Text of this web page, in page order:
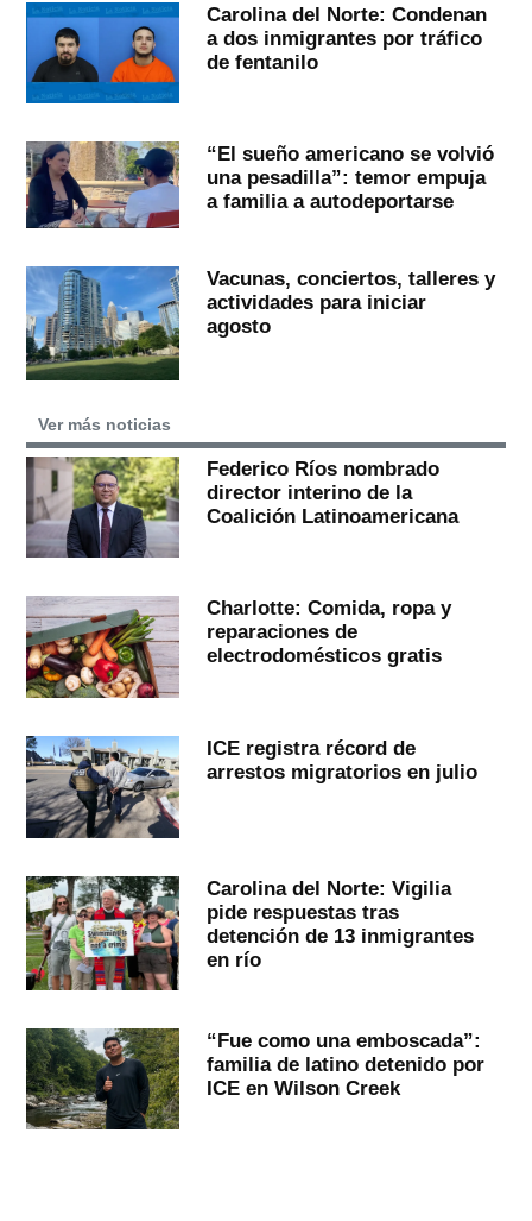
Carolina del Norte: Condenan
a dos inmigrantes por tráfico
de fentanilo
“El sueño americano se volvió
una pesadilla”: temor empuja
a familia a autodeportarse
Vacunas, conciertos, talleres y
actividades para iniciar
agosto
Ver más noticias
Federico Ríos nombrado
director interino de la
Coalición Latinoamericana
Charlotte: Comida, ropa y
reparaciones de
electrodomésticos gratis
ICE registra récord de
arrestos migratorios en julio
Carolina del Norte: Vigilia
pide respuestas tras
detención de 13 inmigrantes
en río
“Fue como una emboscada”:
familia de latino detenido por
ICE en Wilson Creek